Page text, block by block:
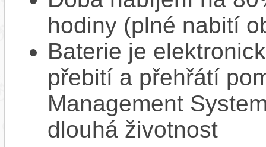
hodiny (plné nabití
Baterie je
přebití a přehřátí
Management
dlouhá životnost